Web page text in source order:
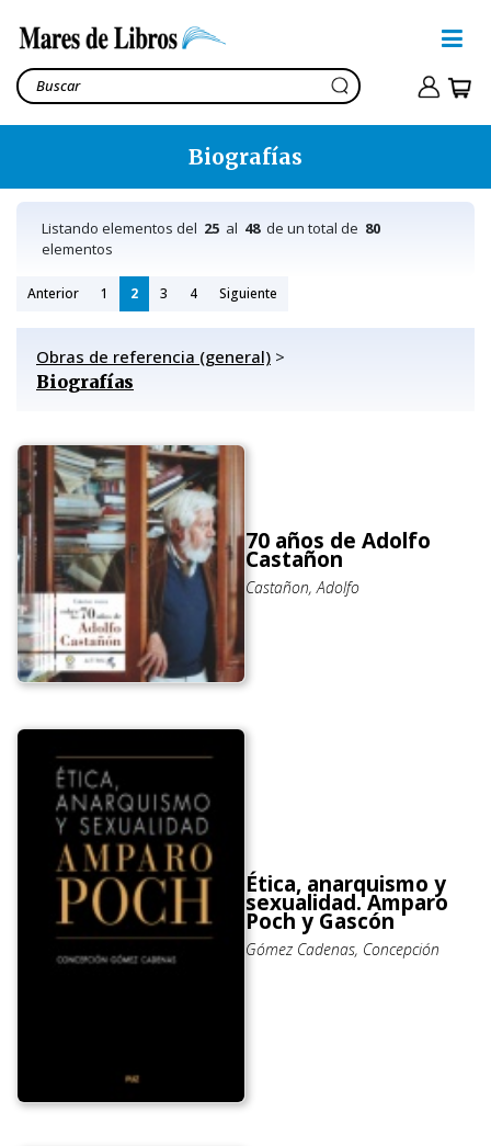
Biografías
Listando elementos del 25 al 48de un total de 80
elementos
Anterior 1 2 3 4 Siguiente
Obras de referencia (general) >
Biografías
70 años de Adolfo
Castañon
Castañon, Adolfo
Ética, anarquismo y
sexualidad. Amparo
Poch y Gascón
Gómez Cadenas, Concepción